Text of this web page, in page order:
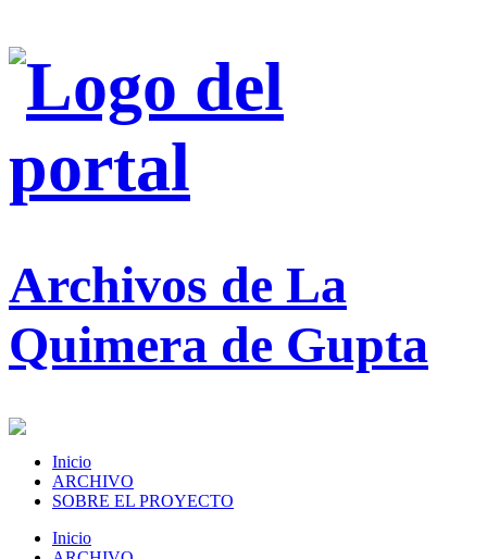
Archivos de La
Quimera de Gupta
Inicio
ARCHIVO
SOBRE EL PROYECTO
Inicio